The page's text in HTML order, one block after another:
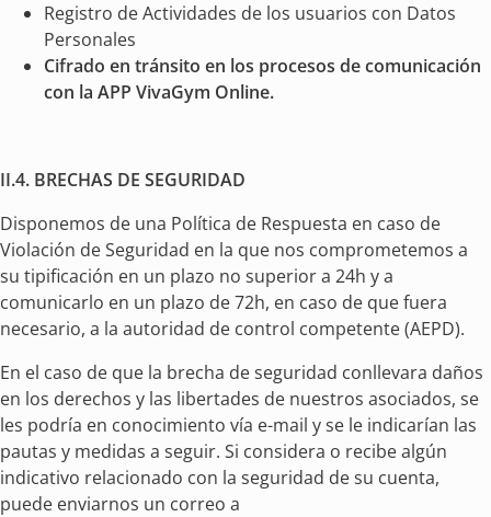
Registro de Actividades de los usuarios con Datos
Personales
Cifrado en tránsito en los procesos de comunicación
con la APP VivaGym Online.
II.4. BRECHAS DE SEGURIDAD
Disponemos de una Política de Respuesta en caso de
Violación de Seguridad en la que nos comprometemos a
su tipificación en un plazo no superior a 24h y a
comunicarlo en un plazo de 72h, en caso de que fuera
necesario, a la autoridad de control competente (AEPD).
En el caso de que la brecha de seguridad conllevara daños
en los derechos y las libertades de nuestros asociados, se
les podría en conocimiento vía e-mail y se le indicarían las
pautas y medidas a seguir. Si considera o recibe algún
indicativo relacionado con la seguridad de su cuenta,
puede enviarnos un correo a